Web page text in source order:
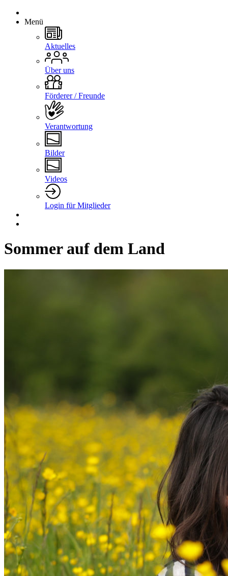
Menü
Aktuelles
Über uns
Förderer / Freunde
Verantwortung
Bilder
Videos
Login für Mitglieder
Sommer auf dem Land